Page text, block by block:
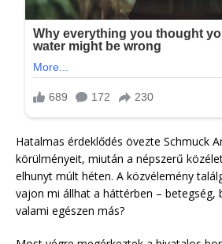
Hatalmas érdeklődés övezte Schmuck
körülményeit, miután a népszerű
elhunyt múlt héten. A közvélemény
vajon mi állhat a háttérben – betegség,
valami egészen más?